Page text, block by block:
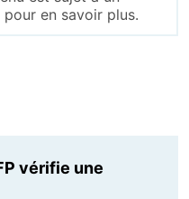
pour en savoir plus.
vérifie une